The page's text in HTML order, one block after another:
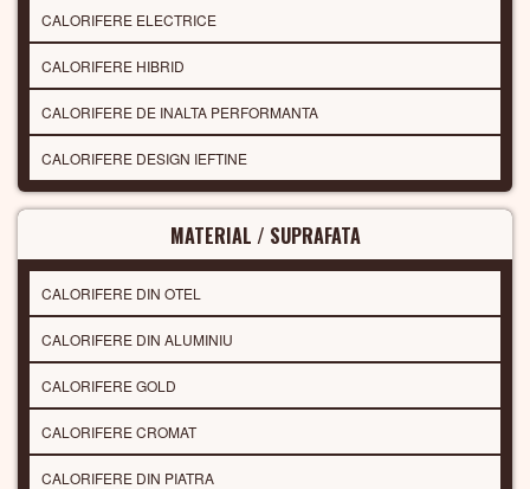
CALORIFERE ELECTRICE
CALORIFERE HIBRID
CALORIFERE DE INALTA PERFORMANTA
CALORIFERE DESIGN IEFTINE
MATERIAL / SUPRAFATA
CALORIFERE DIN OTEL
CALORIFERE DIN ALUMINIU
CALORIFERE GOLD
CALORIFERE CROMAT
CALORIFERE DIN PIATRA